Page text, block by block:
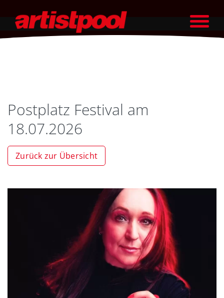
Postplatz Festival am
18.07.2026
Zurück zur Übersicht